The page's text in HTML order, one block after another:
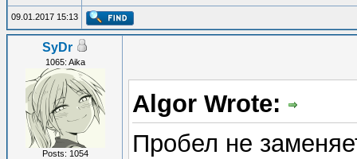
09.01.2017 15:13
SyDr
1065: Aika
Posts: 1054
Algor Wrote:
Пробел не